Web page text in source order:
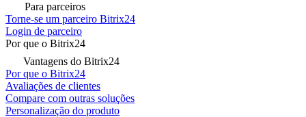
Para parceiros
Torne-se um parceiro Bitrix24
Login de parceiro
Por que o Bitrix24
Vantagens do Bitrix24
Por que o Bitrix24
Avaliações de clientes
Compare com outras soluções
Personalização do produto